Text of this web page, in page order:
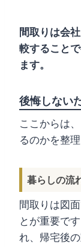
間取りは会
較すること
ます。
後悔しない
ここからは
るのかを整
暮らしの流
間取りは図
とが重要で
れ、帰宅後